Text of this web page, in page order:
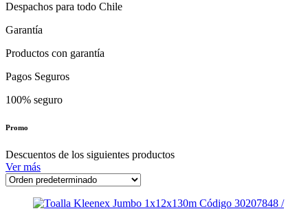
Despachos para todo Chile
Garantía
Productos con garantía
Pagos Seguros
100% seguro
Promo
Descuentos de los siguientes productos
Ver más